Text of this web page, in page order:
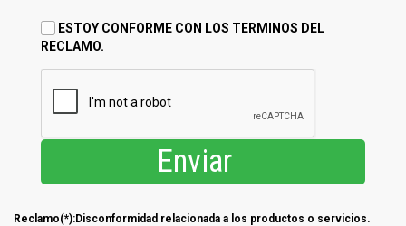
ESTOY CONFORME CON LOS TERMINOS DEL
RECLAMO.
Enviar
Reclamo(*):Disconformidad relacionada a los productos o servicios.